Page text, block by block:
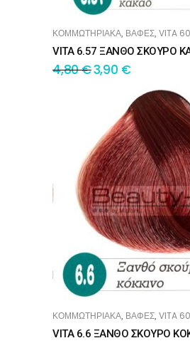
ΠΡΟΣΘΉΚΗ ΣΤΟ ΚΑΛΆΘΙ
ΚΟΜΜΩΤΗΡΙΑΚΑ, ΒΑΦΕΣ, VITA
VITA 6.57 ΞΑΝΘΟ ΣΚΟΥΡΟ
4,80€3,90 €
ΠΡΟΣΘΉΚΗ ΣΤΟ ΚΑΛΆΘΙ
ΚΟΜΜΩΤΗΡΙΑΚΑ, ΒΑΦΕΣ, VITA
VITA 6.6 ΞΑΝΘΟ ΣΚΟΥΡΟ